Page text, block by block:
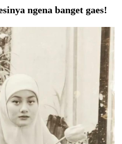
ngena banget gaes!